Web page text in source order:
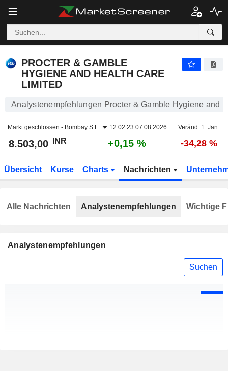
PROCTER & GAMBLE
HYGIENE AND HEALTH CARE
LIMITED
Analystenempfehlungen Procter & Gamble Hygiene and
Markt geschlossen - Bombay S.E. 12:02:23 07.08.2026 Veränd. 1. Jan.
8.503,00 INR +0,15 % -34,28 %
Übersicht Kurse Charts Nachrichten
Analystenempfehlungen
Suchen
Alle Nachrichten Analystenempfehlungen Wichtige